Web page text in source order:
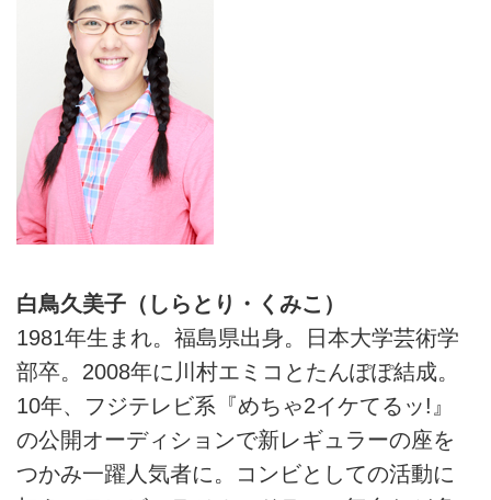
白鳥久美子（しらとり・くみこ）
1981年生まれ。福島県出身。日本大学芸術学
部卒。2008年に川村エミコとたんぽぽ結成。
10年、フジテレビ系『めちゃ2イケてるッ!』
の公開オーディションで新レギュラーの座を
つかみ一躍人気者に。コンビとしての活動に